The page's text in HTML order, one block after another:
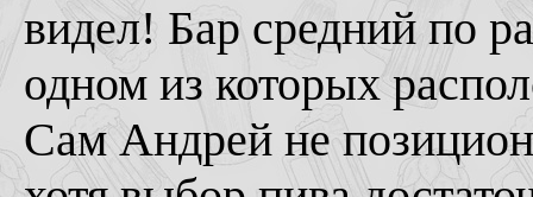
видел! Бар средний по
одном из которых
Сам Андрей не